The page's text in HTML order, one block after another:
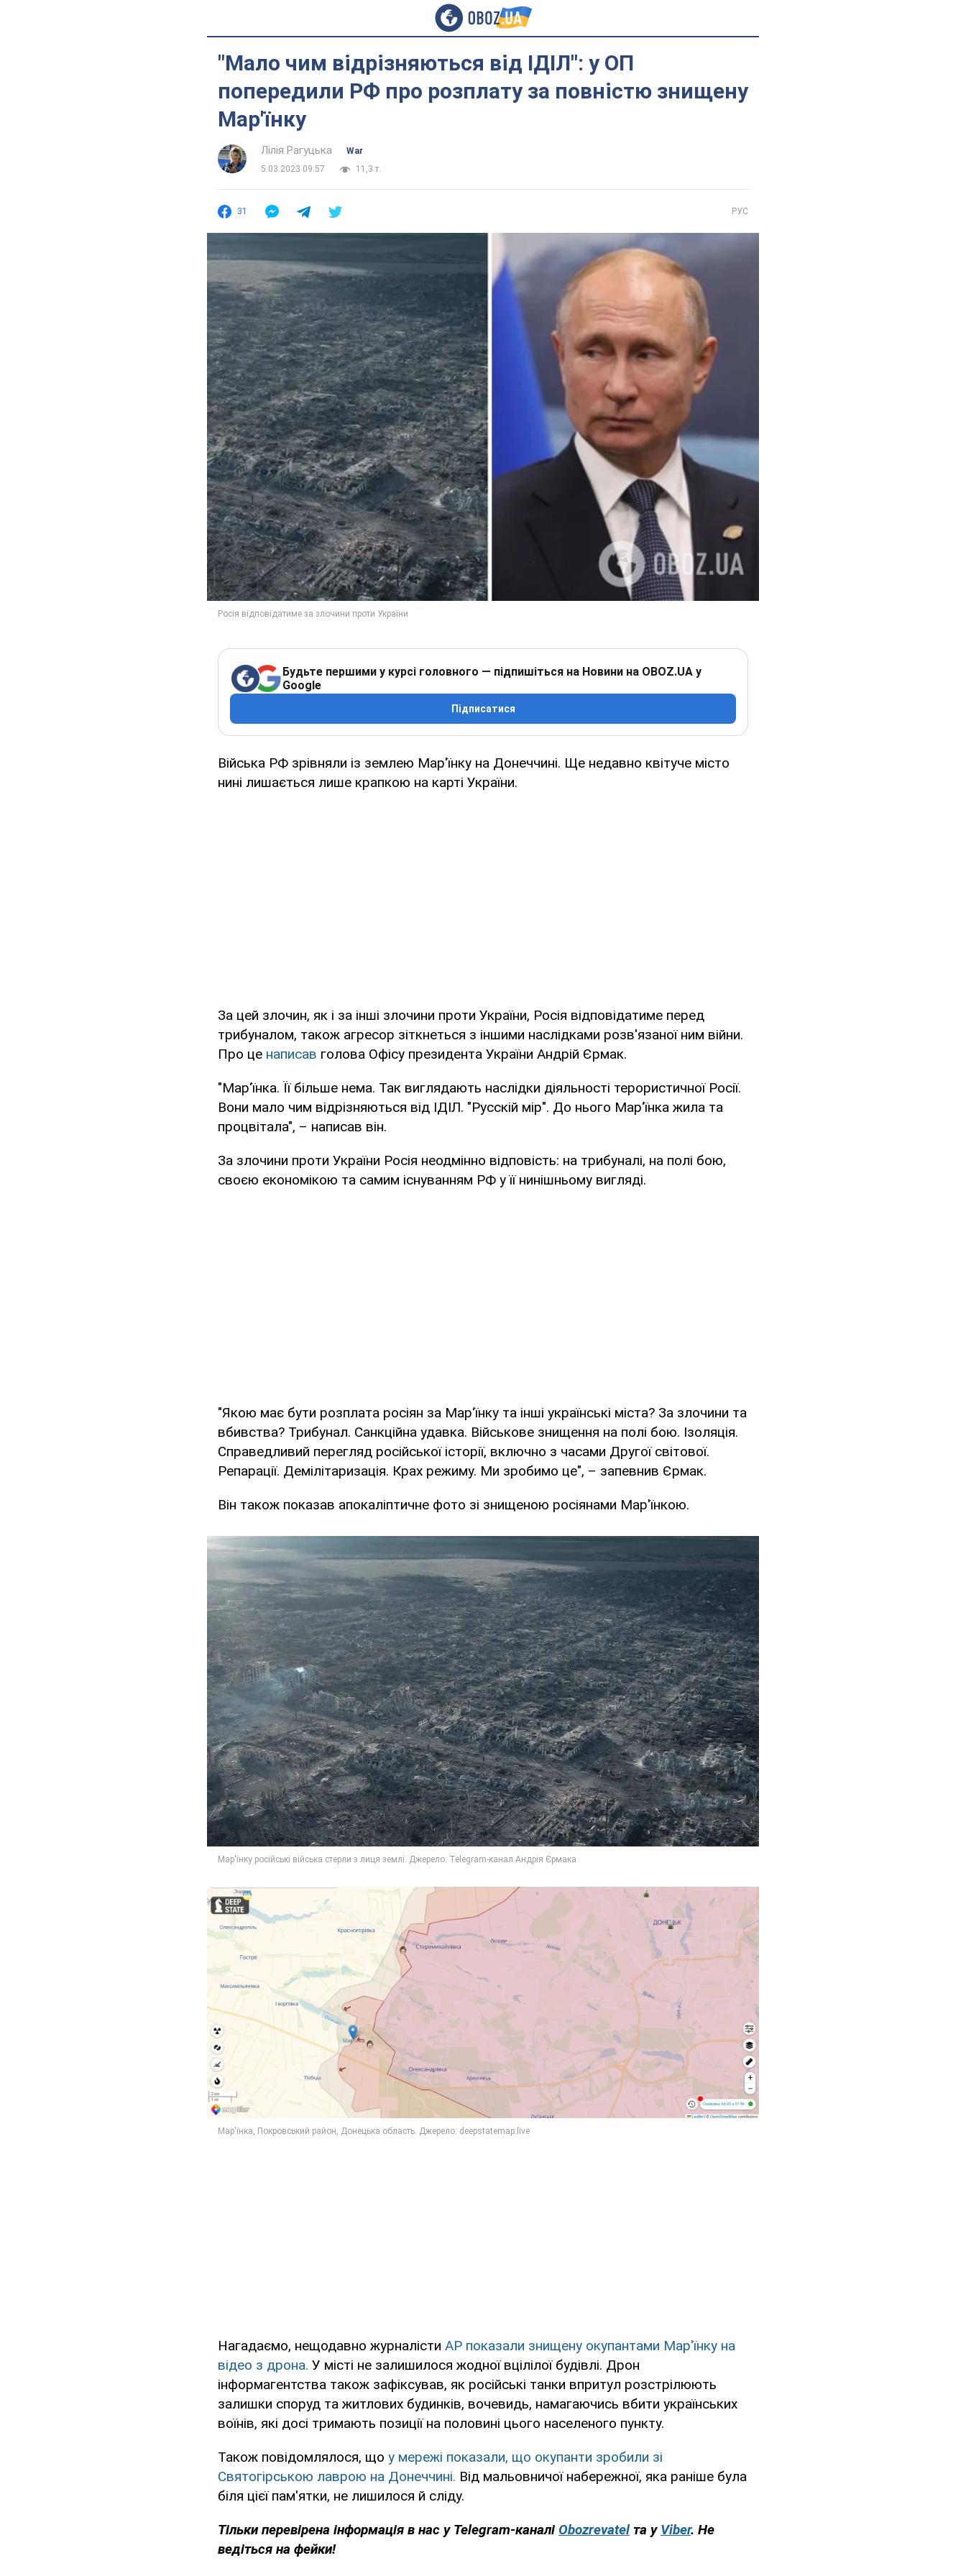
"Мало чим відрізняються від ІДІЛ": у ОП
попередили РФ про розплату за повністю знищену
Мар'їнку
Лілія Рагуцька
War
5.03.2023 09:57
11,3 т.
31 РУС
Будьте першими у курсі головного — підпишіться на Новини на OBOZ.UA у
Google
Підписатися
Війська РФ зрівняли із землею Мар'їнку на Донеччині. Ще недавно квітуче місто
нині лишається лише крапкою на карті України.
За цей злочин, як і за інші злочини проти України, Росія відповідатиме перед
трибуналом, також агресор зіткнеться з іншими наслідками розв'язаної ним війни.
Про це написав голова Офісу президента України Андрій Єрмак.
"Мар‘їнка. Її більше нема. Так виглядають наслідки діяльності терористичної Росії.
Вони мало чим відрізняються від ІДІЛ. "Русскій мір". До нього Мар‘їнка жила та
процвітала", – написав він.
За злочини проти України Росія неодмінно відповість: на трибуналі, на полі бою,
своєю економікою та самим існуванням РФ у її нинішньому вигляді.
"Якою має бути розплата росіян за Мар‘їнку та інші українські міста? За злочини та
вбивства? Трибунал. Санкційна удавка. Військове знищення на полі бою. Ізоляція.
Справедливий перегляд російської історії, включно з часами Другої світової.
Репарації. Демілітаризація. Крах режиму. Ми зробимо це", – запевнив Єрмак.
Він також показав апокаліптичне фото зі знищеною росіянами Мар'їнкою.
Нагадаємо, нещодавно журналісти AP показали знищену окупантами Мар'їнку на
відео з дрона. У місті не залишилося жодної вцілілої будівлі. Дрон
інформагентства також зафіксував, як російські танки впритул розстрілюють
залишки споруд та житлових будинків, вочевидь, намагаючись вбити українських
воїнів, які досі тримають позиції на половині цього населеного пункту.
Також повідомлялося, що у мережі показали, що окупанти зробили зі
Святогірською лаврою на Донеччині. Від мальовничої набережної, яка раніше була
біля цієї пам'ятки, не лишилося й сліду.
Тільки перевірена інформація в нас у Telegram-каналі Obozrevatelта у Viber. Не
ведіться на фейки!